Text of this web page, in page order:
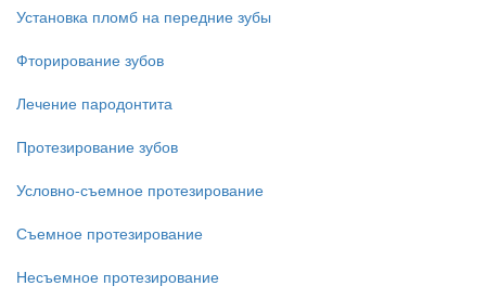
Установка пломб на передние зубы
Фторирование зубов
Лечение пародонтита
Протезирование зубов
Условно-съемное протезирование
Съемное протезирование
Несъемное протезирование